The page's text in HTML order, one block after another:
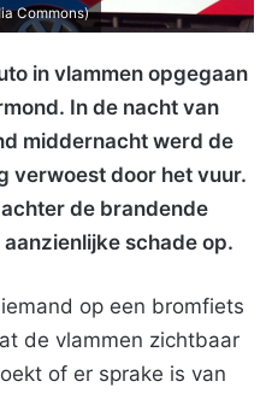
Commons)
in vlammen opgegaan
In de nacht van
middernacht werd de
verwoest door het vuur.
de brandende
schade op.
op een bromfiets
de vlammen zichtbaar
of er sprake is van